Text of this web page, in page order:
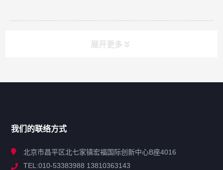
展开更多
解决方案
我们的联络方式
北京市昌平区北七家镇宏福国际创新中心B座4016
TEL:010-53383988 13810363143